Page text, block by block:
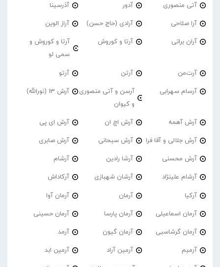
آتی منصوری آدور آذرسینا
آرا صلاحی آرادی (حاج حسن) آراز الوین
آران براتی آرتا و کوروش
آرتا و کوروش و
سمی لو
آرت‌من آرتن آرتو
آرسام سهرابی
آرسن و آتی منصوری
و کیوان
آرش 13 (نورالله)
آرش آهمه آرش اچ ان آرش ای پی
آرش جلالی و آقا فرا آرش سبحانی آرش صابری
آرش محسنی آرشا رادین آرشام
آرشام علینژاد آرشان شهبازی آرکاداش
آرکیا آرمان آرمان آوا
آرمان اسماعیلی آرمان پارسا آرمان حسینی
آرمان گرشاسبی آرمان گیون آرمد
آرمیم آرمین آراد آرمین ابد